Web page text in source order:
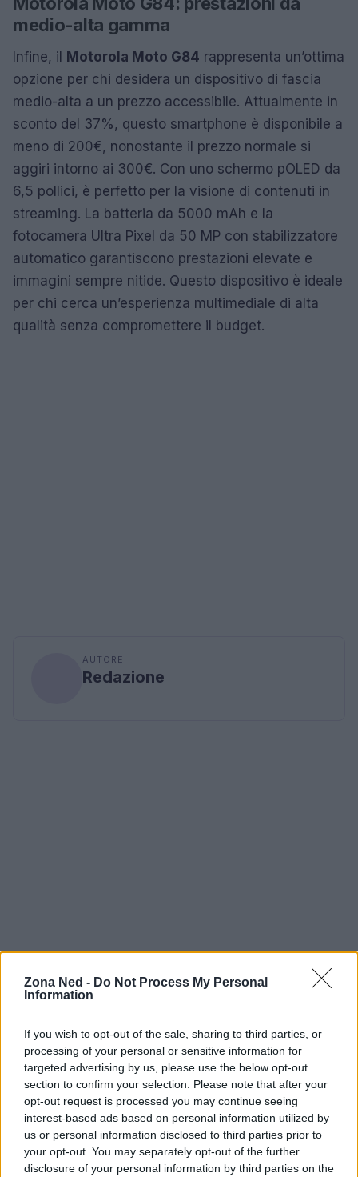
Zona Ned - Do Not Process My Personal
Information
If you wish to opt-out of the sale, sharing to third parties, or
processing of your personal or sensitive information for
targeted advertising by us, please use the below opt-out
section to confirm your selection. Please note that after your
opt-out request is processed you may continue seeing
interest-based ads based on personal information utilized by
us or personal information disclosed to third parties prior to
your opt-out. You may separately opt-out of the further
disclosure of your personal information by third parties on the
medio-alta gamma
Infine, il Motorola Moto G84 rappresenta un’ottima
opzione per chi desidera un dispositivo di fascia
medio-alta a un prezzo accessibile. Attualmente in
sconto del 37%, questo smartphone è disponibile a
meno di 200€, nonostante il prezzo normale si
aggiri intorno ai 300€. Con uno schermo pOLED da
6,5 pollici, è perfetto per la visione di contenuti in
streaming. La batteria da 5000 mAh e la
fotocamera Ultra Pixel da 50 MP con stabilizzatore
automatico garantiscono prestazioni elevate e
immagini sempre nitide. Questo dispositivo è ideale
per chi cerca un’esperienza multimediale di alta
qualità senza compromettere il budget.
AUTORE
Redazione
Continua a leggere
RECENSIONI TECH